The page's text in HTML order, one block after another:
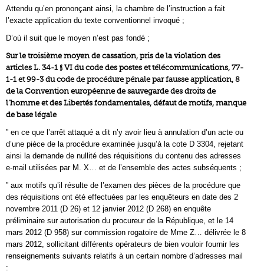
Attendu qu’en prononçant ainsi, la chambre de l’instruction a fait
l’exacte application du texte conventionnel invoqué ;
D’où il suit que le moyen n’est pas fondé ;
Sur le troisième moyen de cassation, pris de la violation des
articles L. 34-1 § VI du code des postes et télécommunications, 77-
1-1 et 99-3 du code de procédure pénale par fausse application, 8
de la Convention européenne de sauvegarde des droits de
l’homme et des Libertés fondamentales, défaut de motifs, manque
de base légale
” en ce que l’arrêt attaqué a dit n’y avoir lieu à annulation d’un acte ou
d’une pièce de la procédure examinée jusqu’à la cote D 3304, rejetant
ainsi la demande de nullité des réquisitions du contenu des adresses
e-mail utilisées par M. X… et de l’ensemble des actes subséquents ;
” aux motifs qu’il résulte de l’examen des pièces de la procédure que
des réquisitions ont été effectuées par les enquêteurs en date des 2
novembre 2011 (D 26) et 12 janvier 2012 (D 268) en enquête
préliminaire sur autorisation du procureur de la République, et le 14
mars 2012 (D 958) sur commission rogatoire de Mme Z… délivrée le 8
mars 2012, sollicitant différents opérateurs de bien vouloir fournir les
renseignements suivants relatifs à un certain nombre d’adresses mail
: